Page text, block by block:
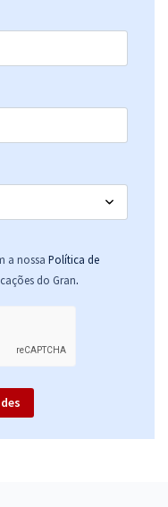
a nossa Política de
do Gran.